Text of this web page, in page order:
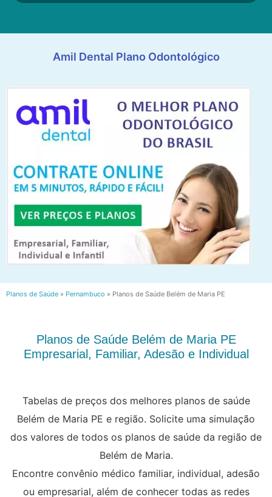
Amil Dental Plano Odontológico
Planos de Saúde » Pernambuco » Planos de Saúde Belém de Maria PE
Planos de Saúde Belém de Maria PE
Empresarial, Familiar, Adesão e Individual
Tabelas de preços dos melhores planos de saúde
Belém de Maria PE e região. Solicite uma simulação
dos valores de todos os planos de saúde da região de
Belém de Maria.
Encontre convênio médico familiar, individual, adesão
ou empresarial, além de conhecer todas as redes